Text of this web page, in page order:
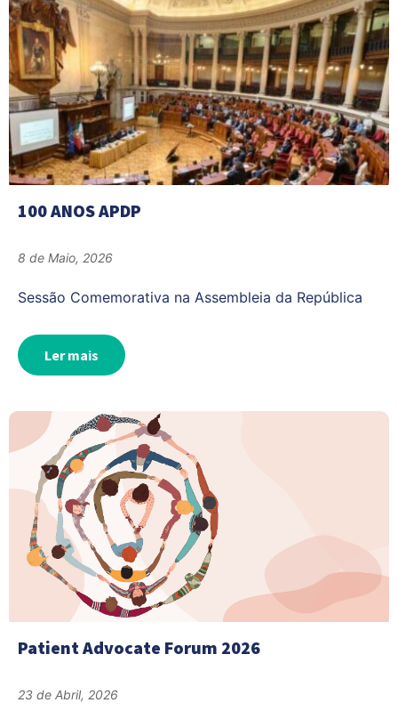
100 ANOS APDP
8 de Maio, 2026
Sessão Comemorativa na Assembleia da República
Ler mais
Patient Advocate Forum 2026
23 de Abril, 2026